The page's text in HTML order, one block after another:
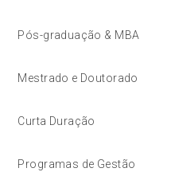
Pós-graduação & MBA
Mestrado e Doutorado
Curta Duração
Programas de Gestão